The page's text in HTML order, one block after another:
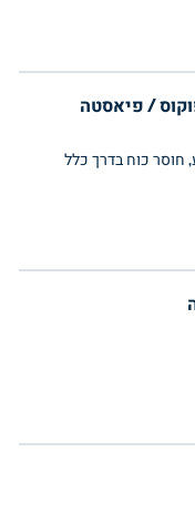
חוסר כוח בדרך כלל